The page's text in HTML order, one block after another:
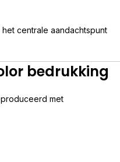
centrale aandachtspunt
bedrukking
met